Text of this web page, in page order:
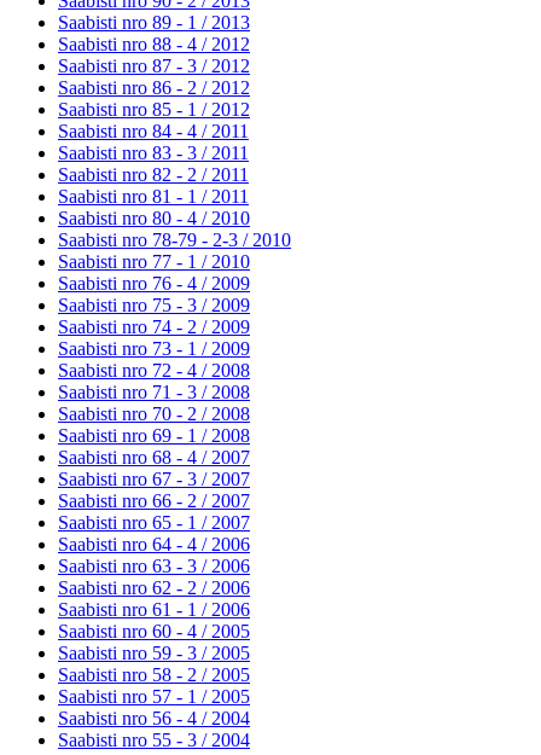
Saabisti nro 89 - 1 / 2013
Saabisti nro 88 - 4 / 2012
Saabisti nro 87 - 3 / 2012
Saabisti nro 86 - 2 / 2012
Saabisti nro 85 - 1 / 2012
Saabisti nro 84 - 4 / 2011
Saabisti nro 83 - 3 / 2011
Saabisti nro 82 - 2 / 2011
Saabisti nro 81 - 1 / 2011
Saabisti nro 80 - 4 / 2010
Saabisti nro 78-79 - 2-3 / 2010
Saabisti nro 77 - 1 / 2010
Saabisti nro 76 - 4 / 2009
Saabisti nro 75 - 3 / 2009
Saabisti nro 74 - 2 / 2009
Saabisti nro 73 - 1 / 2009
Saabisti nro 72 - 4 / 2008
Saabisti nro 71 - 3 / 2008
Saabisti nro 70 - 2 / 2008
Saabisti nro 69 - 1 / 2008
Saabisti nro 68 - 4 / 2007
Saabisti nro 67 - 3 / 2007
Saabisti nro 66 - 2 / 2007
Saabisti nro 65 - 1 / 2007
Saabisti nro 64 - 4 / 2006
Saabisti nro 63 - 3 / 2006
Saabisti nro 62 - 2 / 2006
Saabisti nro 61 - 1 / 2006
Saabisti nro 60 - 4 / 2005
Saabisti nro 59 - 3 / 2005
Saabisti nro 58 - 2 / 2005
Saabisti nro 57 - 1 / 2005
Saabisti nro 56 - 4 / 2004
Saabisti nro 55 - 3 / 2004